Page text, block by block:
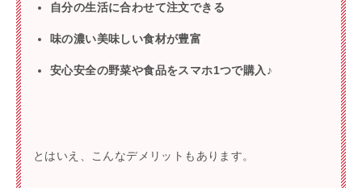
自分の生活に合わせて注文できる
味の濃い美味しい食材が豊富
安心安全の野菜や食品をスマホ1つで購入♪
とはいえ、こんなデメリットもあります。